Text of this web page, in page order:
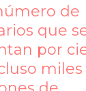
de
que
por
miles